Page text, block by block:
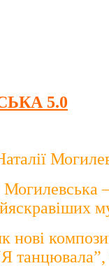
5.0
нові